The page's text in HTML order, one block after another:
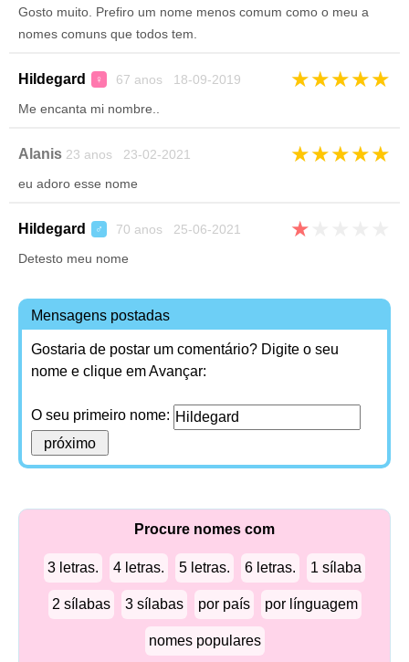
Gosto muito. Prefiro um nome menos comum como o meu a
nomes comuns que todos tem.
Hildegard ♀ 67 anos 18-09-2019 ★★★★★
Me encanta mi nombre..
Alanis 23 anos 23-02-2021 ★★★★★
eu adoro esse nome
Hildegard ♂ 70 anos 25-06-2021 ★
Detesto meu nome
Mensagens postadas
Gostaria de postar um comentário? Digite o seu
nome e clique em Avançar:
O seu primeiro nome:
Procure nomes com
3 letras. 4 letras. 5 letras. 6 letras. 1 sílaba
2 sílabas 3 sílabas por país por línguagem
nomes populares